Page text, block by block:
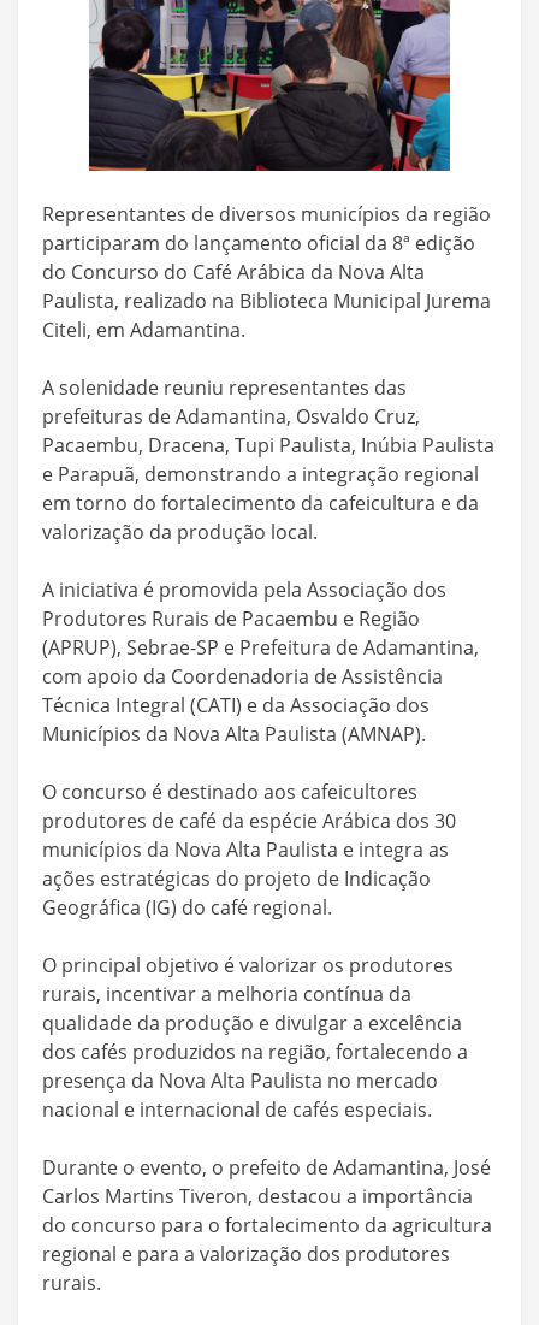
Representantes de diversos municípios da região
participaram do lançamento oficial da 8ª edição
do Concurso do Café Arábica da Nova Alta
Paulista, realizado na Biblioteca Municipal Jurema
Citeli, em Adamantina.
A solenidade reuniu representantes das
prefeituras de Adamantina, Osvaldo Cruz,
Pacaembu, Dracena, Tupi Paulista, Inúbia Paulista
e Parapuã, demonstrando a integração regional
em torno do fortalecimento da cafeicultura e da
valorização da produção local.
A iniciativa é promovida pela Associação dos
Produtores Rurais de Pacaembu e Região
(APRUP), Sebrae-SP e Prefeitura de Adamantina,
com apoio da Coordenadoria de Assistência
Técnica Integral (CATI) e da Associação dos
Municípios da Nova Alta Paulista (AMNAP).
O concurso é destinado aos cafeicultores
produtores de café da espécie Arábica dos 30
municípios da Nova Alta Paulista e integra as
ações estratégicas do projeto de Indicação
Geográfica (IG) do café regional.
O principal objetivo é valorizar os produtores
rurais, incentivar a melhoria contínua da
qualidade da produção e divulgar a excelência
dos cafés produzidos na região, fortalecendo a
presença da Nova Alta Paulista no mercado
nacional e internacional de cafés especiais.
Durante o evento, o prefeito de Adamantina, José
Carlos Martins Tiveron, destacou a importância
do concurso para o fortalecimento da agricultura
regional e para a valorização dos produtores
rurais.